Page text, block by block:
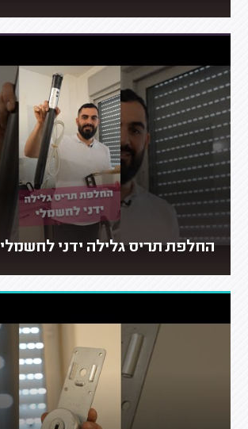
החלפת תריס גלילה ידני לחשמלי